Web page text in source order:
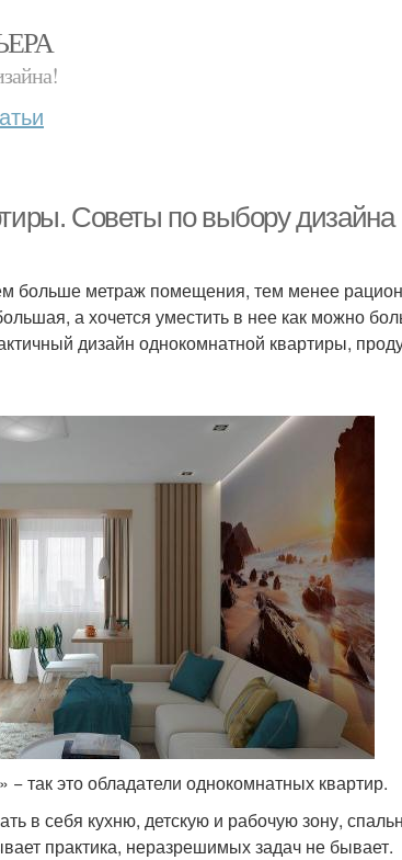
Советы по выбору дизайна
больше метраж помещения, тем менее
а хочется уместить в нее как можно
дизайн однокомнатной квартиры,
− так это обладатели однокомнатных квартир.
в себя кухню, детскую и рабочую зону,
практика, неразрешимых задач не бывает.